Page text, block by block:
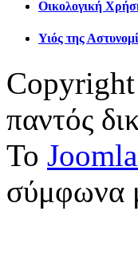
Οικολογική
Υιός της
παντός
Το
σύμφωνα